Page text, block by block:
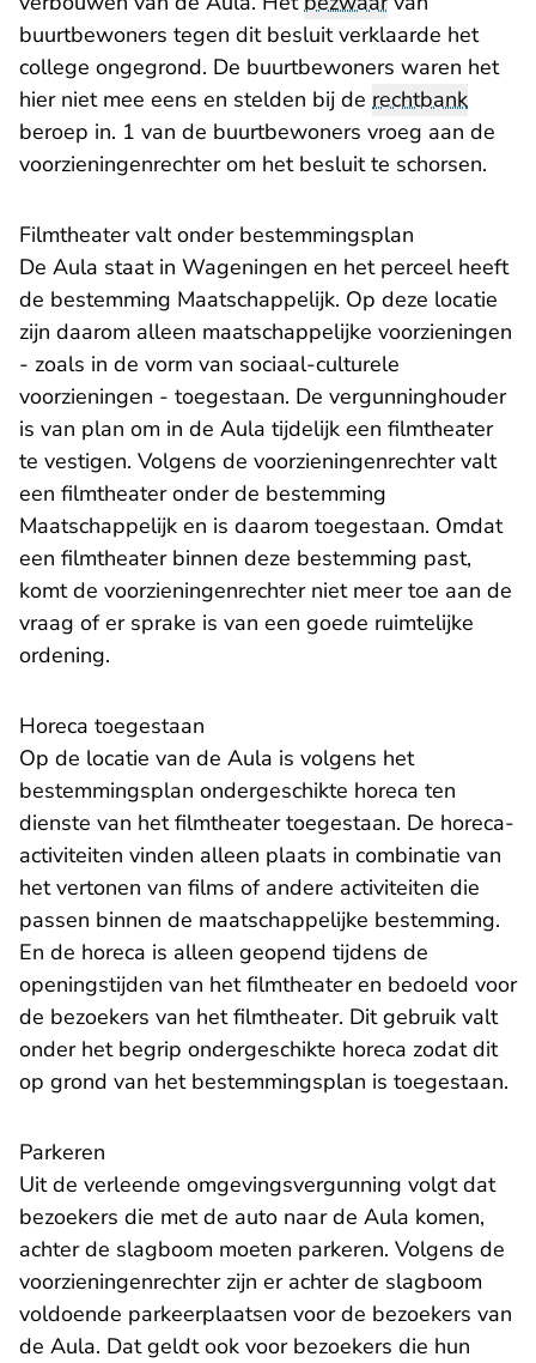
buurtbewoners tegen dit besluit verklaarde het
college ongegrond. De buurtbewoners waren het
hier niet mee eens en stelden bij de rechtbank
beroep in. 1 van de buurtbewoners vroeg aan de
voorzieningenrechter om het besluit te schorsen.
Filmtheater valt onder bestemmingsplan
De Aula staat in Wageningen en het perceel heeft
de bestemming Maatschappelijk. Op deze locatie
zijn daarom alleen maatschappelijke voorzieningen
- zoals in de vorm van sociaal-culturele
voorzieningen - toegestaan. De vergunninghouder
is van plan om in de Aula tijdelijk een filmtheater
te vestigen. Volgens de voorzieningenrechter valt
een filmtheater onder de bestemming
Maatschappelijk en is daarom toegestaan. Omdat
een filmtheater binnen deze bestemming past,
komt de voorzieningenrechter niet meer toe aan de
vraag of er sprake is van een goede ruimtelijke
ordening.
Horeca toegestaan
Op de locatie van de Aula is volgens het
bestemmingsplan ondergeschikte horeca ten
dienste van het filmtheater toegestaan. De horeca-
activiteiten vinden alleen plaats in combinatie van
het vertonen van films of andere activiteiten die
passen binnen de maatschappelijke bestemming.
En de horeca is alleen geopend tijdens de
openingstijden van het filmtheater en bedoeld voor
de bezoekers van het filmtheater. Dit gebruik valt
onder het begrip ondergeschikte horeca zodat dit
op grond van het bestemmingsplan is toegestaan.
Parkeren
Uit de verleende omgevingsvergunning volgt dat
bezoekers die met de auto naar de Aula komen,
achter de slagboom moeten parkeren. Volgens de
voorzieningenrechter zijn er achter de slagboom
voldoende parkeerplaatsen voor de bezoekers van
de Aula. Dat geldt ook voor bezoekers die hun